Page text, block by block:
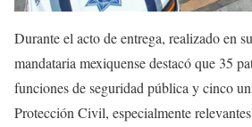
Durante el acto de entrega, realizado en
mandataria mexiquense destacó que 35
funciones de seguridad pública y cinco
Protección Civil, especialmente